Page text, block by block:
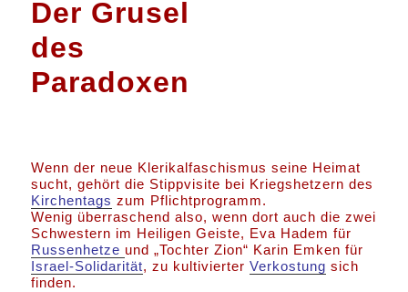
Der Grusel
des
Paradoxen
Wenn der neue Klerikalfaschismus seine Heimat
sucht, gehört die Stippvisite bei Kriegshetzern des
Kirchentags zum Pflichtprogramm.
Wenig überraschend also, wenn dort auch die zwei
Schwestern im Heiligen Geiste, Eva Hadem für
Russenhetze und „Tochter Zion“ Karin Emken für
Israel-Solidarität, zu kultivierterVerkostung sich
finden.